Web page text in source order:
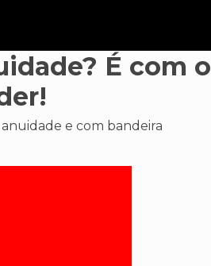
É com o
e com bandeira